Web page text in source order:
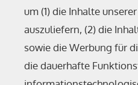
um (1) die Inhalte
auszuliefern, (2) die
sowie die Werbung für
die dauerhafte